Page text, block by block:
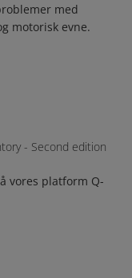
med
motorisk evne.
- Second edition
vores platform Q-